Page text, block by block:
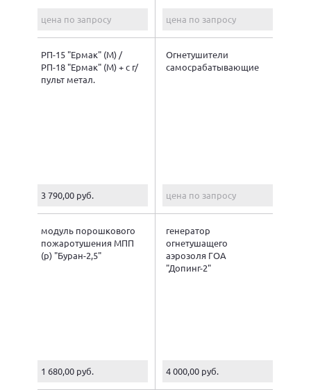
цена по запросу цена по запросу
РП-15 "Ермак" (М) /
РП-18 "Ермак" (М) + с г/
пульт метал.
3 790,00 руб.
Огнетушители
самосрабатывающие
цена по запросу
модуль порошкового
пожаротушения МПП
(р) "Буран-2,5"
1 680,00 руб.
генератор
огнетушащего
аэрозоля ГОА
"Допинг-2"
4 000,00 руб.